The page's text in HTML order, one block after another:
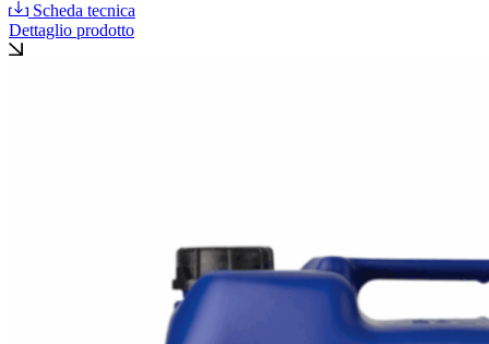
Scheda tecnica
Dettaglio prodotto